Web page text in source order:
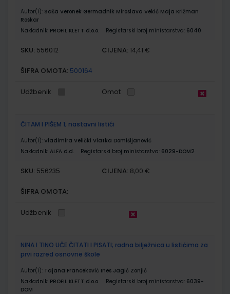
Autor(i): Saša Veronek Germadnik Miroslava Vekić Maja Križman
Roškar
Nakladnik: PROFIL KLETT d.o.o. Registarski broj ministarstva: 6040
SKU: 556012 CIJENA: 14,41 €
ŠIFRA OMOTA: 500164
Udžbenik Omot
ČITAM I PIŠEM 1; nastavni listići
Autor(i): Vladimira Velički Vlatka Domišljanović
Nakladnik: ALFA d.d. Registarski broj ministarstva: 6029-DOM2
SKU: 556235 CIJENA: 8,00 €
ŠIFRA OMOTA:
Udžbenik
NINA I TINO UČE ČITATI I PISATI; radna bilježnica u listićima za
prvi razred osnovne škole
Autor(i): Tajana Franceković Ines Jagić Zonjić
Nakladnik: PROFIL KLETT d.o.o. Registarski broj ministarstva: 6039-
DOM